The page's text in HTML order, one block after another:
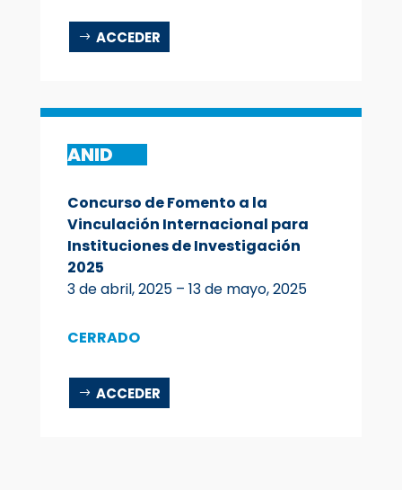
ACCEDER
ANID
Concurso de Fomento a la
Vinculación Internacional para
Instituciones de Investigación
2025
3 de abril, 2025 – 13 de mayo, 2025
CERRADO
ACCEDER